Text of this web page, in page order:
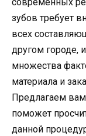
современных
зубов требует
всех
другом городе,
множества
материала и
Предлагаем
поможет
данной